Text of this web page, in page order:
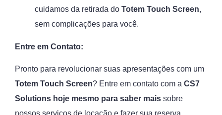
cuidamos da retirada do Totem Touch Screen,
sem complicações para você.
Entre em Contato:
Pronto para revolucionar suas apresentações com um
Totem Touch Screen? Entre em contato com a CS7
Solutions hoje mesmo para saber mais sobre
nossos serviços de locação e fazer sua reserva.